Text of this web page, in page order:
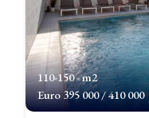
110-150 - m2
Euro395 000 / 410 000